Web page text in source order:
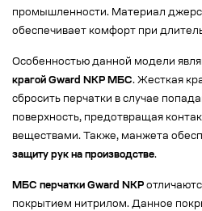
промышленности. Материал
обеспечивает комфорт при
Особенностью данной модели
крагой Gward NKP МБС. Жесткая
сбросить перчатки в случае
поверхность, предотвращая
веществами. Также, манжета
защиту рук на производстве.
МБС перчатки Gward NKP
покрытием нитрилом. Данное